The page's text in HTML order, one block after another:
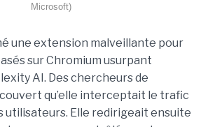
Microsoft)
une extension malveillante pour
sur Chromium usurpant
AI. Des chercheurs de
qu’elle interceptait le trafic
utilisateurs. Elle redirigeait ensuite